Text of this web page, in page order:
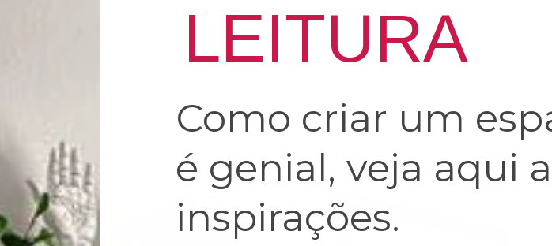
LEITURA
Como criar um
é genial, veja aqui
inspirações.